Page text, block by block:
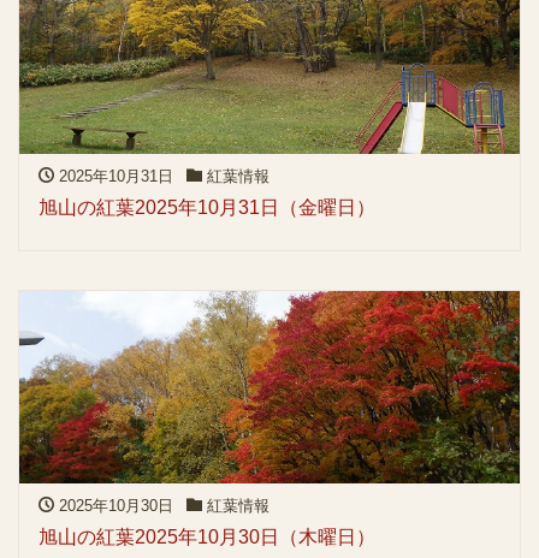
2025年10月31日 紅葉情報
旭山の紅葉2025年10月31日（金曜日）
2025年10月30日 紅葉情報
旭山の紅葉2025年10月30日（木曜日）